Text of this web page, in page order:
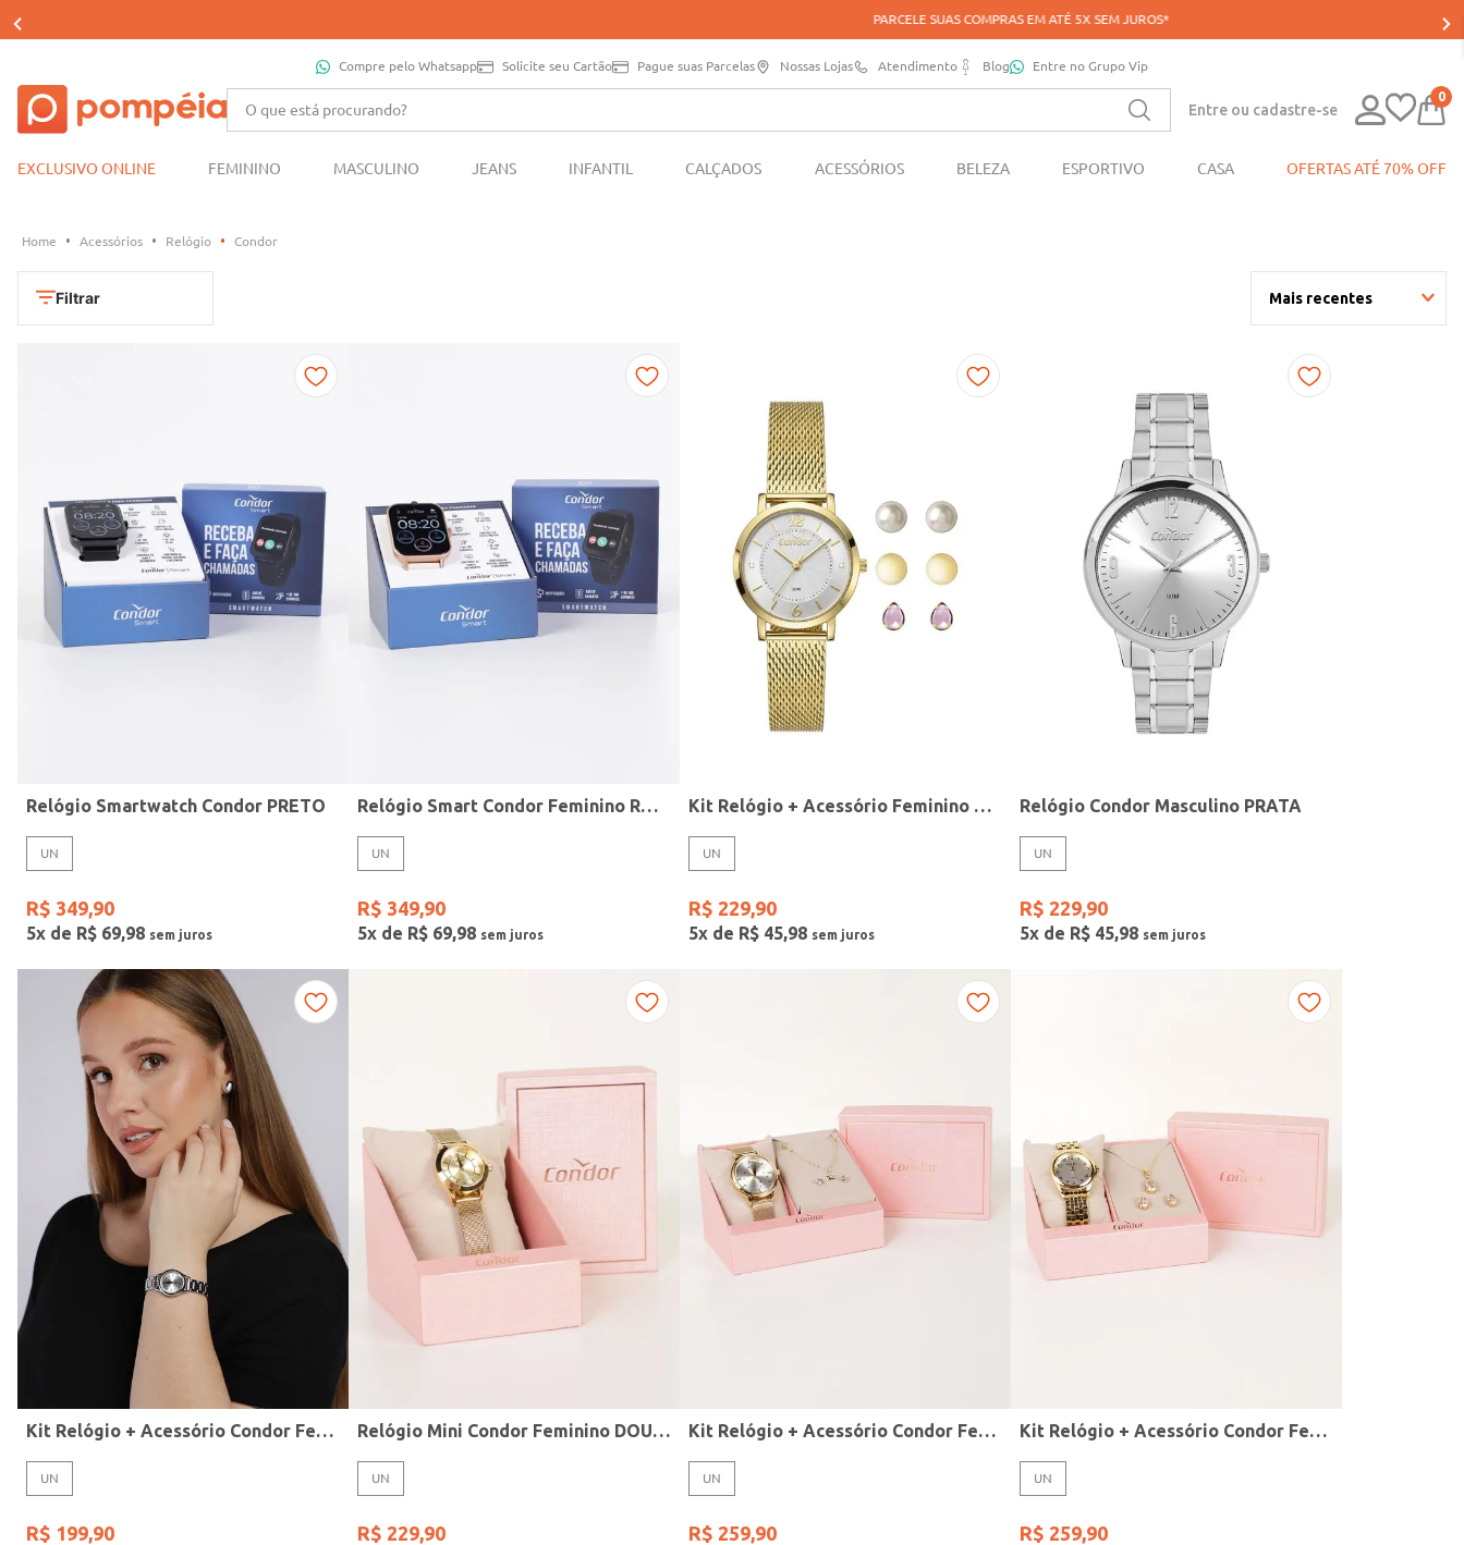
PARCELE SUAS COMPRAS EM ATÉ 5X SEM JUROS*
Compre pelo Whatsapp Solicite seu Cartão Pague suas Parcelas Nossas Lojas Atendimento Blog Entre no Grupo Vip
O que está procurando?
Entre ou cadastre-se
0
EXCLUSIVO ONLINE FEMININO MASCULINO JEANS INFANTIL CALÇADOS ACESSÓRIOS BELEZA ESPORTIVO CASA OFERTAS ATÉ 70% OFF
Acessórios Relógio Condor
Filtrar Mais recentes
UN
Mormaii
Casio
Gang
Preto
Rose
Vermelho
Estilo
Fitness
Relógio Smartwatch Condor PRETO
UN
R$ 349,90
5x de R$ 69,98
Relógio Smart Condor Feminino ROSE
UN
R$ 349,90
5x de R$ 69,98
Kit Relógio + Acessório Feminino DOURADO
UN
R$ 229,90
5x de R$ 45,98
Relógio Condor Masculino PRATA
UN
R$ 229,90
5x de R$ 45,98
Kit Relógio + Acessório Condor Feminino PRATA
UN
R$ 199,90
Relógio Mini Condor Feminino DOURADO
UN
R$ 229,90
Kit Relógio + Acessório Condor Feminino DOURADO
UN
R$ 259,90
Kit Relógio + Acessório Condor Feminino DOURADO
UN
R$ 259,90